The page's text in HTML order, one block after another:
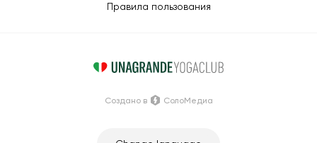
Правила пользования
Создано в СолоМедиа